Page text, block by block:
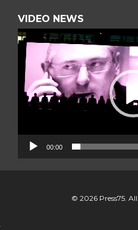
VIDEO NEWS
L
C
R
00:00
© 2026 Press75.